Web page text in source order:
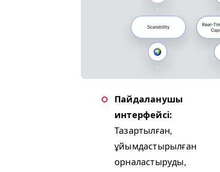
Пайдаланушы
интерфейсі:
Тазартылған,
ұйымдастырылған
орналастыруды,